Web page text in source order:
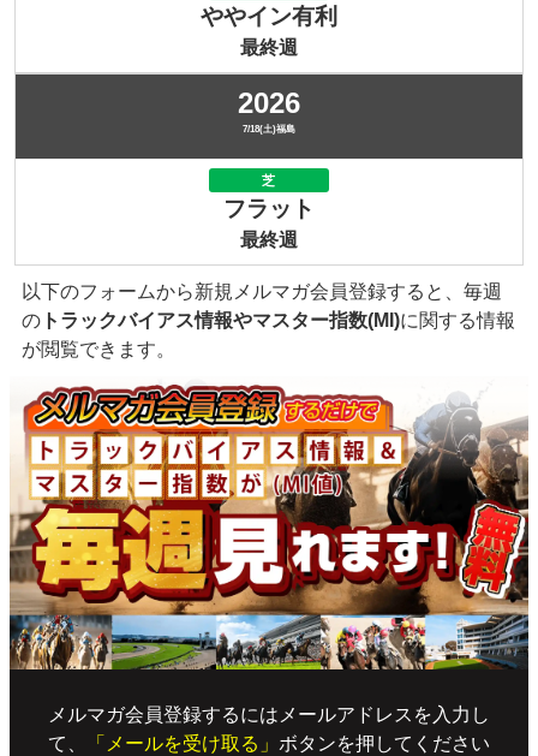
ややイン有利
最終週
2026
7/18(土)福島
芝
フラット
最終週
以下のフォームから新規メルマガ会員登録すると、毎週
の トラックバイアス情報やマスター指数(MI)に関する情報
が閲覧できます。
メルマガ会員登録するにはメールアドレスを入力し
て、
「メールを受け取る」 ボタンを押してください